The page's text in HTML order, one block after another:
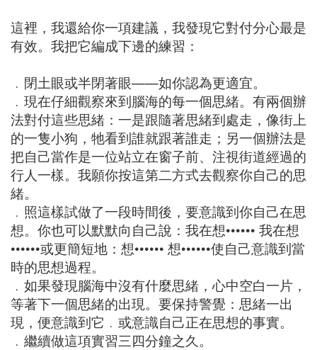
這裡，我還給你一項建議，我發現它對付分心最是
有效。我把它編成下邊的練習：
﹒閉土眼或半閉著眼——如你認為更適宜。
﹒現在仔細觀察來到腦海的每一個思緒。有兩個辦
法對付這些思緒：一是跟隨著思緒到處走，像街上
的一隻小狗，牠看到誰就跟著誰走； 另一個辦法是
把自己當作是一位站立在窗子前、注視街道經過的
行人一樣。我願你按這第二方式去觀察你自己的思
緒。
﹒照這樣試做了一段時間後，要意識到你自己在思
想。你也可以默默向自己說：我在想•••••• 我在想
••••••或更簡短地：想•••••• 想••••••使自己意識到當
時的思想過程。
﹒如果發現腦海中沒有什麼思緒，心中空白一片，
等著下一個思緒的出現。要保持警覺：思緒一出
現，便意識到它﹒或意識自己正在思想的事實。
﹒繼續做這項實習三四分鐘之久。